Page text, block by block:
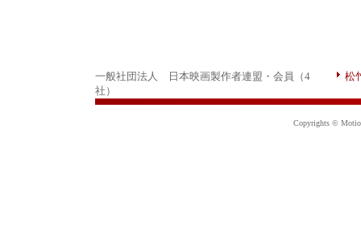
一般社団法人 日本映画製作者連盟・会員（4
社）
松
Copyrights ©